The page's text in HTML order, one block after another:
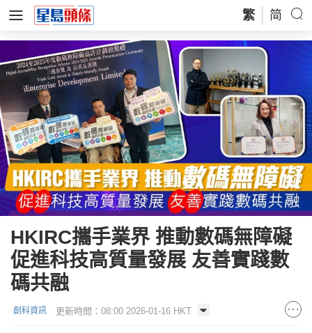
繁 简
HKIRC攜手業界 推動數碼無障礙
促進科技高質量發展 友善實踐數
碼共融
創科資訊 更新時間：08:00 2026-01-16 HKT